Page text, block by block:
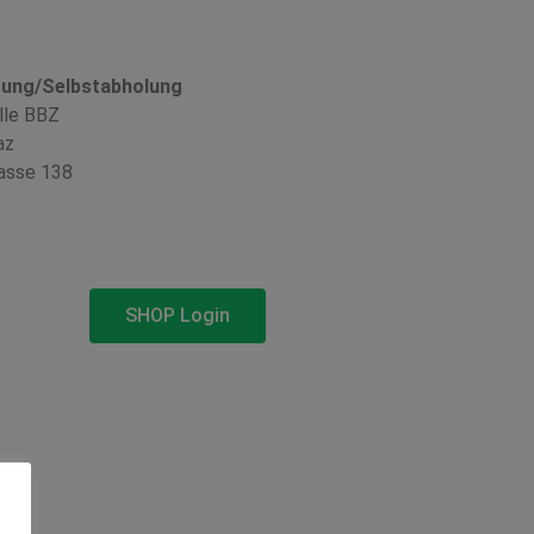
Selbstabholung
BBZ
138
SHOP Login